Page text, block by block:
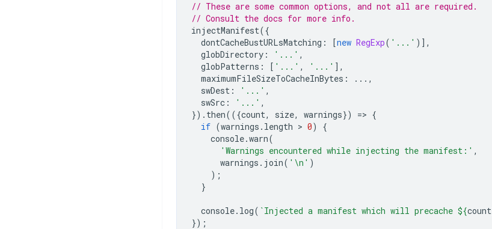
// These are some common options, and not all are required.
// Consult the docs for more info.
injectManifest({
dontCacheBustURLsMatching : [new RegExp( '...' )],
globDirectory : '...' ,
globPatterns : [ '...' , '...' ],
maximumFileSizeToCacheInBytes :
...,
swDest : '...' ,
swSrc : '...' ,
}). then(({count, size, warnings}) => {
if (warnings . length > 0)
{
console.warn(
'Warnings encountered while injecting the manifest:' ,
warnings . join( '\n' )
);
}
console. log( `Injected a manifest which will precache ${count
});